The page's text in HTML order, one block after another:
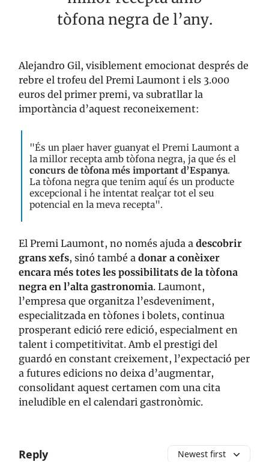
tòfona negra de l’any.
Alejandro Gil, visiblement emocionat després de
rebre el trofeu del Premi Laumont i els 3.000
euros del primer premi, va subratllar la
importància d’aquest reconeixement:
"És un plaer haver guanyat el Premi Laumont a
la millor recepta amb tòfona negra, ja que és el
concurs de tòfona més important d’Espanya.
La tòfona negra que tenim aquí és un producte
excepcional i he intentat realçar tot el seu
potencial en la meva recepta".
El Premi Laumont, no només ajuda a descobrir
grans xefs, sinó també a donar a conèixer
encara més totes les possibilitats de la tòfona
negra en l’alta gastronomia. Laumont,
l’empresa que organitza l’esdeveniment,
especialitzada en tòfones i bolets, continua
prosperant edició rere edició, especialment en
talent i competitivitat. Amb el prestigi del
guardó en constant creixement, l’expectació per
a futures edicions no deixa d’augmentar,
consolidant aquest certamen com una cita
ineludible en el calendari gastronòmic.
Reply Newest first